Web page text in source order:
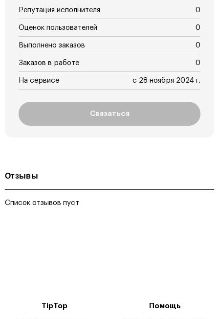
Репутация исполнителя 0
Оценок пользователей 0
Выполнено заказов 0
Заказов в работе 0
На сервисе с 28 ноября 2024 г.
Связаться
Отзывы
Список отзывов пуст
TipTop Помощь